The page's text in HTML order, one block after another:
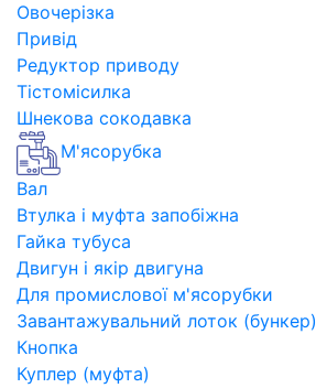
Овочерізка
Привід
Редуктор приводу
Тістомісилка
Шнекова сокодавка
М'ясорубка
Вал
Втулка і муфта запобіжна
Гайка тубуса
Двигун і якір двигуна
Для промислової м'ясорубки
Завантажувальний лоток (бункер)
Кнопка
Куплер (муфта)